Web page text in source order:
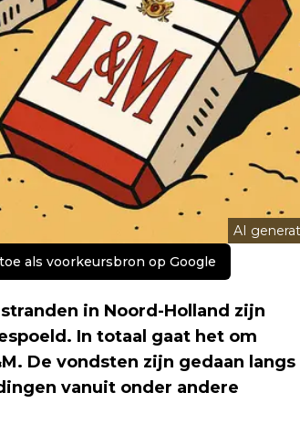
AI
als voorkeursbron op Google
in Noord-Holland zijn
In totaal gaat het om
De vondsten zijn gedaan langs
vanuit onder andere